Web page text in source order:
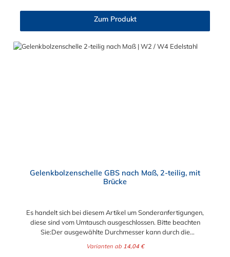
Schlauchschelle nach Maß Diese Schlauchschelle ist eine
Maßanfertigung nach Ihren Vorgaben. Die Schlauchschelle
nach Maß hat zwei Gelenkbolzen Verschlüsse. Wählen Sie
zwischen den Bandbreiten 20 mm, 25 mm und 30 mm. Wählen
Zum Produkt
Gelenkbolzenschelle GBS nach Maß, 2-teilig, mit
Brücke
Es handelt sich bei diesem Artikel um Sonderanfertigungen,
diese sind vom Umtausch ausgeschlossen. Bitte beachten
Sie:Der ausgewählte Durchmesser kann durch die
Bandbreite verändert werden!Bandbreite 20 mm: +/- 5,0
Varianten ab14,04 €